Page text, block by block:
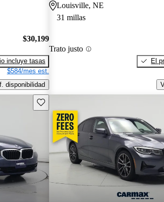
$30,199
incluye tasas
$584/mes est.
disponibilidad
Louisville, NE
31 millas
Trato justo
El
Guarda este Aviso